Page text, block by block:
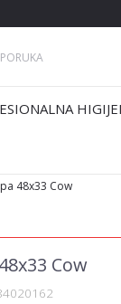
48x33 Cow
Cow